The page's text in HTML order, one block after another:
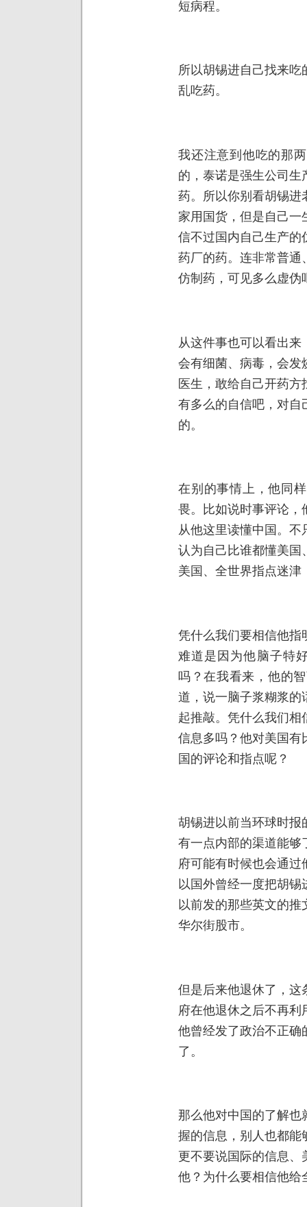
短病程。
所以胡锡进自己找来
乱吃药。
我还注意到他吃的那
的，泰诺是强生公司
药。所以你别看胡锡进
家用国货，但是自己
信不过国内自己生产的
药厂的药。连非常普通
仿制药，可见多么虚伪
从这件事也可以看出
会有细菌、病毒，会发
医生，敢给自己开药
有多么的自信吧，对自
的。
在别的事情上，他同
畏。比如说时事评论，
从他这里读懂中国。
认为自己比谁都懂美国
美国、全世界指点迷
凭什么我们要相信他指
难道是因为他脑子特
吗？在我看来，他的
道，说一脑子浆糊浆的
起推敲。凭什么我们
信息多吗？他对美国有
国的评论和指点呢？
胡锡进以前当环球时报
有一点内部的渠道能够
府可能有时候也会通
以国外曾经一度把胡
以前发的那些英文的
华尔街股市。
但是后来他退休了，这
府在他退休之后不再
他曾经发了政治不正确
了。
那么他对中国的了解也
握的信息，别人也都能
更不要说国际的信息
他？为什么要相信他给